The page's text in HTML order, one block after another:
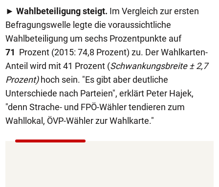
► Wahlbeteiligung steigt. Im Vergleich zur ersten
Befragungswelle legte die voraussichtliche
Wahlbeteiligung um sechs Prozentpunkte auf
71 Prozent (2015: 74,8 Prozent) zu. Der Wahlkarten-
Anteil wird mit 41 Prozent (Schwankungsbreite ± 2,7
Prozent)hoch sein. "Es gibt aber deutliche
Unterschiede nach Parteien", erklärt Peter Hajek,
"denn Strache- und FPÖ-Wähler tendieren zum
Wahllokal, ÖVP-Wähler zur Wahlkarte."